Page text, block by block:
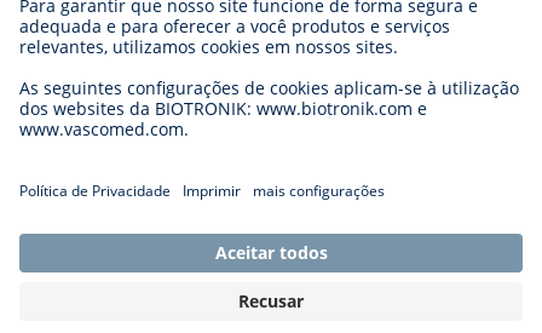
Blog
Contato
Cookie Settings
Legal Disclaimer